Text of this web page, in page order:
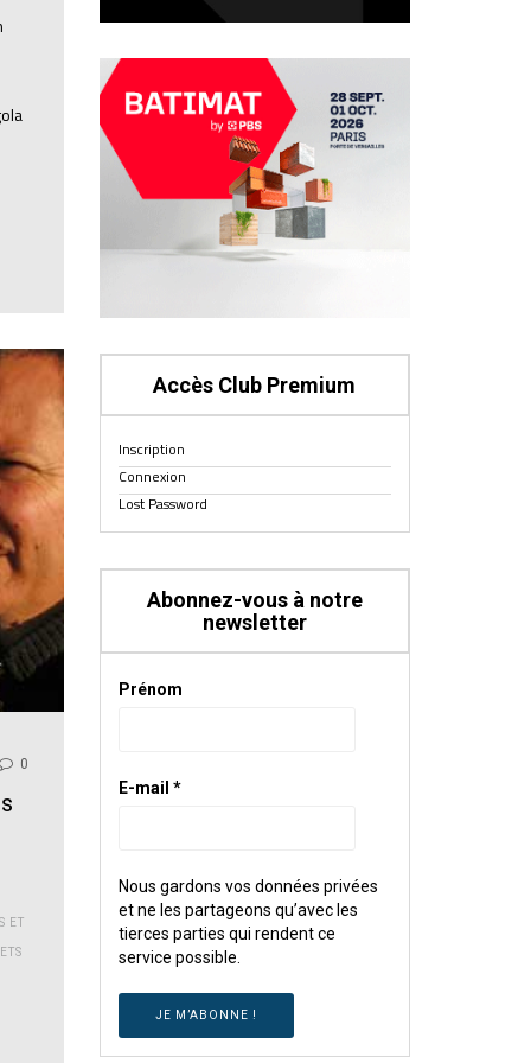
0
ET
Accès Club Premium
Inscription
Connexion
Lost Password
Abonnez-vous à notre
newsletter
Prénom
E-mail *
Nous gardons vos données privées
et ne les partageons qu’avec les
tierces parties qui rendent ce
service possible.